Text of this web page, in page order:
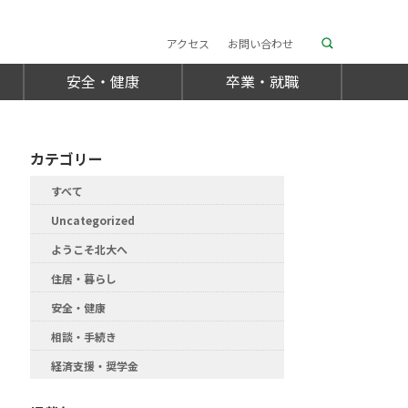
アクセス お問い合わせ
安全・健康 卒業・就職
カテゴリー
すべて
Uncategorized
ようこそ北大へ
住居・暮らし
安全・健康
相談・手続き
経済支援・奨学金